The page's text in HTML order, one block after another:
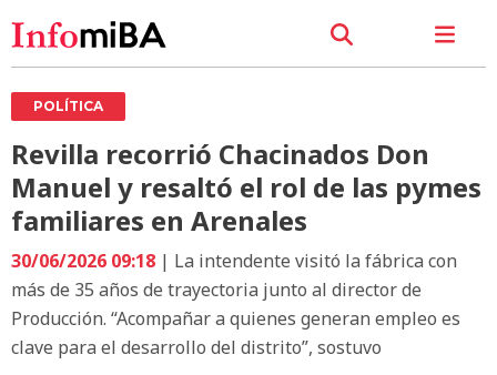
POLÍTICA
Revilla recorrió Chacinados Don
Manuel y resaltó el rol de las pymes
familiares en Arenales
30/06/2026 09:18 | La intendente visitó la fábrica con
más de 35 años de trayectoria junto al director de
Producción. “Acompañar a quienes generan empleo es
clave para el desarrollo del distrito”, sostuvo